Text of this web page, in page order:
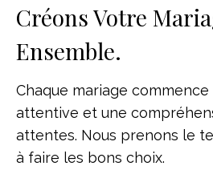
Créons Votre
Ensemble.
Chaque mariage
attentive et une
attentes. Nous prenons le
à faire les bons choix.